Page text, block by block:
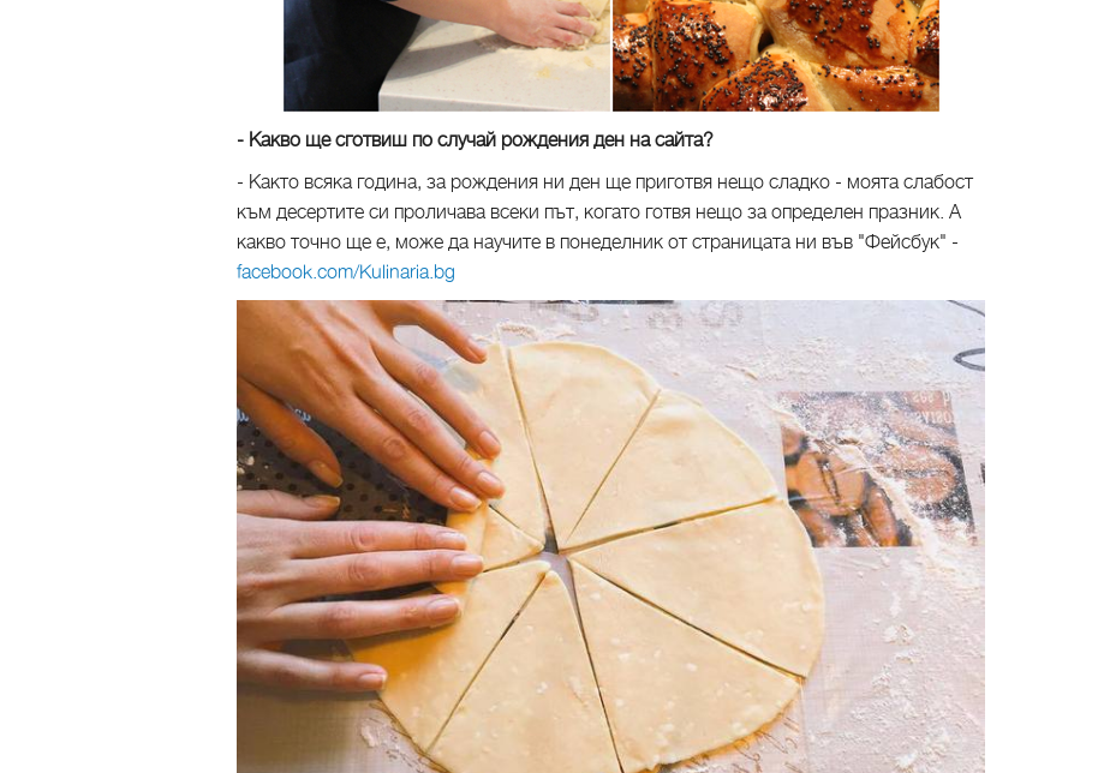
- Какво ще сготвиш по случай рождения ден на сайта?
- Както всяка година, за рождения ни ден ще приготвя нещо сладко - моята слабост
към десертите си проличава всеки път, когато готвя нещо за определен празник. А
какво точно ще е, може да научите в понеделник от страницата ни във "Фейсбук" -
facebook.com/Kulinaria.bg